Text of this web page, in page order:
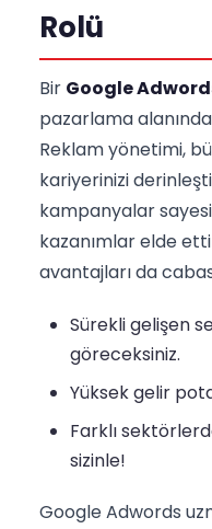
Rolü
Bir Google
pazarlama
Reklam yönetimi,
kariyerinizi
kampanyalar
kazanımlar elde
avantajları da
Sürekli gelişen
göreceksiniz.
Yüksek gelir
Farklı
sizinle!
Google Adwords